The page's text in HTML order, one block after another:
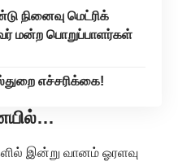
நினைவு மெட்ரிக்
மன்ற பொறுப்பாளர்கள்
எச்சரிக்கை!
இன்று வானம் ஓரளவு